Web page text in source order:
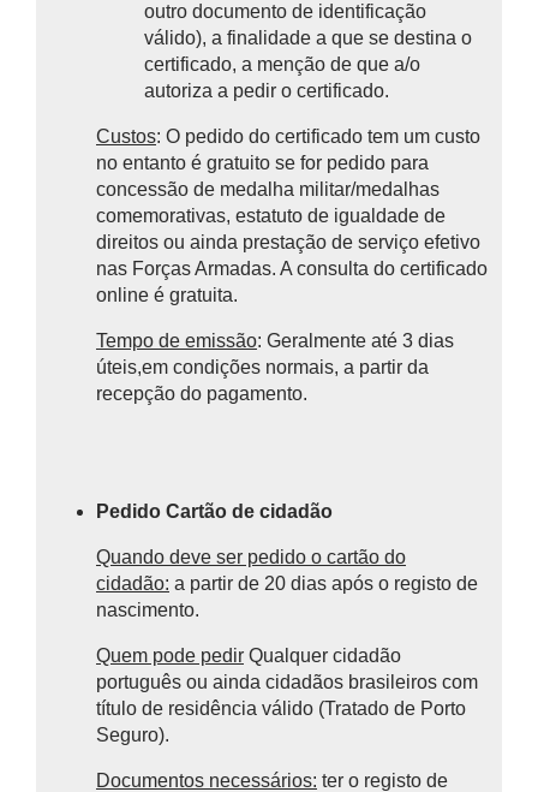
outro documento de identificação
válido), a finalidade a que se destina o
certificado, a menção de que a/o
autoriza a pedir o certificado.
Custos: O pedido do certificado tem um custo
no entanto é gratuito se for pedido para
concessão de medalha militar/medalhas
comemorativas, estatuto de igualdade de
direitos ou ainda prestação de serviço efetivo
nas Forças Armadas. A consulta do certificado
online é gratuita.
Tempo de emissão: Geralmente até 3 dias
úteis,em condições normais, a partir da
recepção do pagamento.
Pedido Cartão de cidadão
Quando deve ser pedido o cartão do
cidadão: a partir de 20 dias após o registo de
nascimento.
Quem pode pedir Qualquer cidadão
português ou ainda cidadãos brasileiros com
título de residência válido (Tratado de Porto
Seguro).
Documentos necessários: ter o registo de